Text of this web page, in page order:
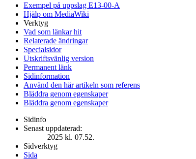
Exempel på uppslag E13-00-A
Hjälp om MediaWiki
Verktyg
Vad som länkar hit
Relaterade ändringar
Specialsidor
Utskriftsvänlig version
Permanent länk
Sidinformation
Använd den här artikeln som referens
Bläddra genom egenskaper
Bläddra genom egenskaper
Sidinfo
Senast uppdaterad:
2025 kl. 07.52.
Sidverktyg
Sida